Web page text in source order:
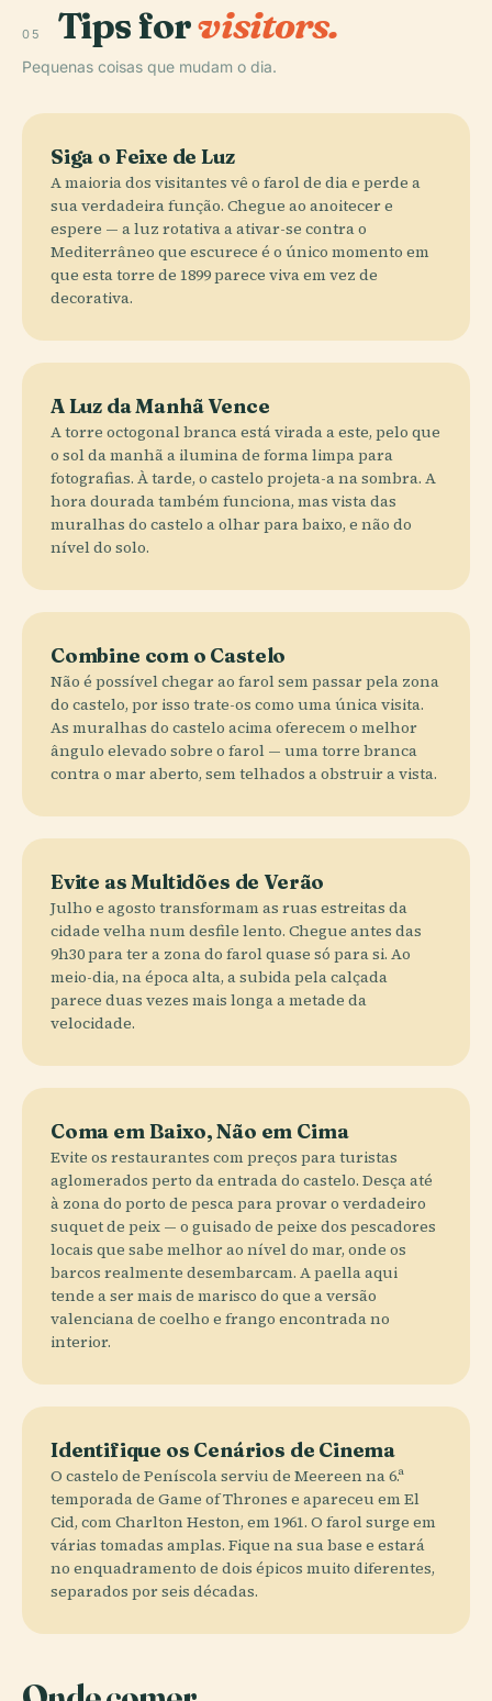
05 Tips forvisitors.
Pequenas coisas que mudam o dia.
Siga o Feixe de Luz
A maioria dos visitantes vê o farol de dia e perde a
sua verdadeira função. Chegue ao anoitecer e
espere — a luz rotativa a ativar-se contra o
Mediterrâneo que escurece é o único momento em
que esta torre de 1899 parece viva em vez de
decorativa.
A Luz da Manhã Vence
A torre octogonal branca está virada a este, pelo que
o sol da manhã a ilumina de forma limpa para
fotografias. À tarde, o castelo projeta-a na sombra. A
hora dourada também funciona, mas vista das
muralhas do castelo a olhar para baixo, e não do
nível do solo.
Combine com o Castelo
Não é possível chegar ao farol sem passar pela zona
do castelo, por isso trate-os como uma única visita.
As muralhas do castelo acima oferecem o melhor
ângulo elevado sobre o farol — uma torre branca
contra o mar aberto, sem telhados a obstruir a vista.
Evite as Multidões de Verão
Julho e agosto transformam as ruas estreitas da
cidade velha num desfile lento. Chegue antes das
9h30 para ter a zona do farol quase só para si. Ao
meio-dia, na época alta, a subida pela calçada
parece duas vezes mais longa a metade da
velocidade.
Coma em Baixo, Não em Cima
Evite os restaurantes com preços para turistas
aglomerados perto da entrada do castelo. Desça até
à zona do porto de pesca para provar o verdadeiro
suquet de peix — o guisado de peixe dos pescadores
locais que sabe melhor ao nível do mar, onde os
barcos realmente desembarcam. A paella aqui
tende a ser mais de marisco do que a versão
valenciana de coelho e frango encontrada no
interior.
Identifique os Cenários de Cinema
O castelo de Peníscola serviu de Meereen na 6.ª
temporada de Game of Thrones e apareceu em El
Cid, com Charlton Heston, em 1961. O farol surge em
várias tomadas amplas. Fique na sua base e estará
no enquadramento de dois épicos muito diferentes,
separados por seis décadas.